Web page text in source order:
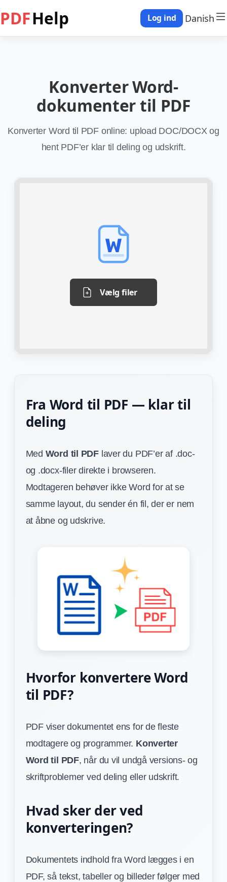
PDFHelp Log ind Danish
Konverter Word-
dokumenter til PDF
Konverter Word til PDF online: upload DOC/DOCX og
hent PDF’er klar til deling og udskrift.
Vælg filer
Fra Word til PDF — klar til
deling
Med Word til PDF laver du PDF’er af .doc-
og .docx-filer direkte i browseren.
Modtageren behøver ikke Word for at se
samme layout, du sender én fil, der er nem
at åbne og udskrive.
Hvorfor konvertere Word
til PDF?
PDF viser dokumentet ens for de fleste
modtagere og programmer. Konverter
Word til PDF, når du vil undgå versions- og
skriftproblemer ved deling eller udskrift.
Hvad sker der ved
konverteringen?
Dokumentets indhold fra Word lægges i en
PDF, så tekst, tabeller og billeder følger med